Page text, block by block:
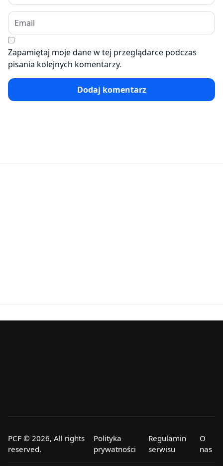
Zapamiętaj moje dane w tej przeglądarce podczas
pisania kolejnych komentarzy.
Dodaj komentarz
PCF © 2026, All rights
reserved.
Polityka
prywatności
Regulamin
serwisu
O
nas